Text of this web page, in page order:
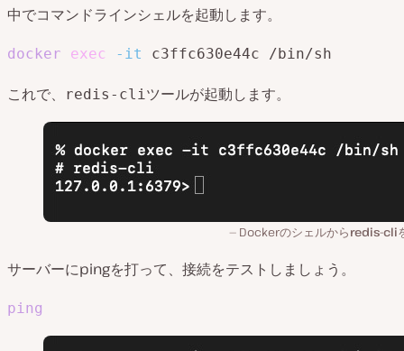
中でコマンドラインシェルを起動します。
docker exec -it c3ffc630e44c /bin/sh
これで、 redis-cli ツールが起動します。
Dockerのシェルからredis-cli
サーバーにpingを打って、接続をテストしましょう。
ping